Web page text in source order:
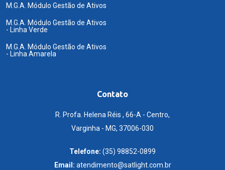
M.G.A. Módulo Gestão de Ativos
M.G.A. Módulo Gestão de Ativos
- Linha Verde
M.G.A. Módulo Gestão de Ativos
- Linha Amarela
Contato
R. Profa. Helena Réis , 66-A - Centro,
Varginha - MG, 37006-030
Telefone: (35) 98852-0899
Email: atendimento@satlight.com.br